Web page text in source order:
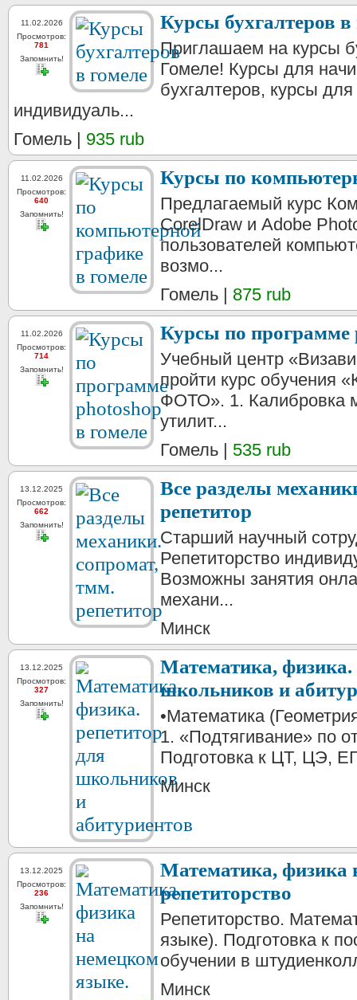
11.02.2026
Просмотров:
781
Запомнить!
Курсы бухгалтеров в
Приглашаем на курсы
Гомеле! Курсы для
бухгалтеров, курсы
индивидуаль...
Гомель | 935 rub
11.02.2026
Просмотров:
640
Запомнить!
Курсы по
Предлагаемый курс
CorelDraw и Adobe
пользователей
возмо...
Гомель | 875 rub
11.02.2026
Просмотров:
714
Запомнить!
Курсы по программе
Учебный центр
пройти курс
ФОТО». 1. Калибровка
утилит...
Гомель | 535 rub
13.12.2025
Просмотров:
662
Запомнить!
Все разделы
репетитор
Старший научный
Репетиторство
Возможны занятия
механи...
Минск
13.12.2025
Просмотров:
327
Запомнить!
Математика, физика.
школьников и
•Математика
1. «Подтягивание» по
Подготовка к ЦТ, ЦЭ,
Минск
13.12.2025
Просмотров:
236
Запомнить!
Математика, физика
репетиторство
Репетиторство.
языке). Подготовка к
обучении в
Минск